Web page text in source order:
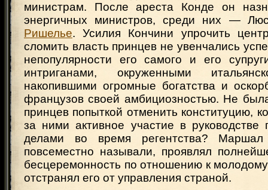
министрам. После ареста Конде он
энергичных министров, среди них —
Ришелье. Усилия Кончини упрочить
сломить власть принцев не увенчались
непопулярности его самого и его
интриганами, окруженными
накопившими огромные богатства и
французов своей амбициозностью. Не
принцев попыткой отменить конституцию,
за ними активное участие в руководстве
делами во время регентства? Маршал
повсеместно называли, проявлял
бесцеремонность по отношению к
отстранял его от управления страной.